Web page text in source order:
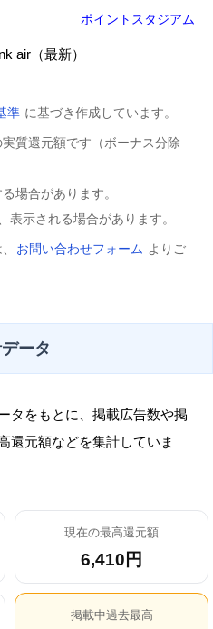
ポイントスタジアム
air（最新）
準 に基づき作成しています。
質還元額です（ボーナス分除
場合があります。
示される場合があります。
お問い合わせフォーム よりご
ータ
タをもとに、掲載広告数や掲
還元額などを集計していま
現在の最高還元額
6,410円
掲載中過去最高